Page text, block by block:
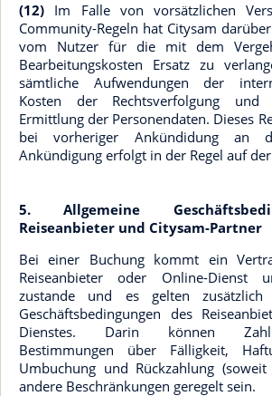
(12) Im Falle von vorsätzlichen
Community-Regeln hat Citysam
vom Nutzer für die mit dem
Bearbeitungskosten Ersatz zu
sämtliche Aufwendungen der
Kosten der Rechtsverfolgung
Ermittlung der Personendaten. Dieses
bei vorheriger Ankündidung an
Ankündigung erfolgt in der Regel auf
5. Allgemeine
Reiseanbieter und Citysam-Partner
Bei einer Buchung kommt ein
Reiseanbieter oder Online-Dienst
zustande und es gelten zusätzlich
Geschäftsbedingungen des
Dienstes. Darin können
Bestimmungen über Fälligkeit,
Umbuchung und Rückzahlung
andere Beschränkungen geregelt sein.